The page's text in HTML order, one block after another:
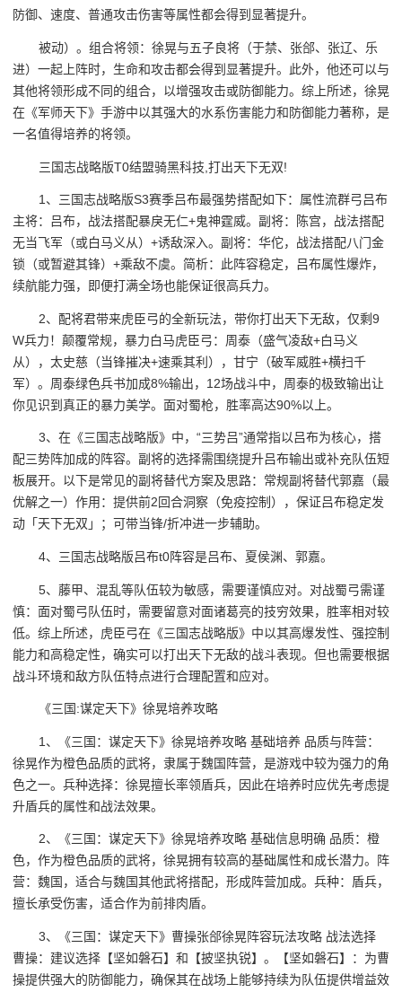
防御、速度、普通攻击伤害等属性都会得到显著提升。
被动）。组合将领：徐晃与五子良将（于禁、张郃、张辽、乐
进）一起上阵时，生命和攻击都会得到显著提升。此外，他还可以与
其他将领形成不同的组合，以增强攻击或防御能力。综上所述，徐晃
在《军师天下》手游中以其强大的水系伤害能力和防御能力著称，是
一名值得培养的将领。
三国志战略版T0结盟骑黑科技,打出天下无双!
1、三国志战略版S3赛季吕布最强势搭配如下：属性流群弓吕布
主将：吕布，战法搭配暴戾无仁+鬼神霆威。副将：陈宫，战法搭配
无当飞军（或白马义从）+诱敌深入。副将：华佗，战法搭配八门金
锁（或暂避其锋）+乘敌不虞。简析：此阵容稳定，吕布属性爆炸，
续航能力强，即便打满全场也能保证很高兵力。
2、配将君带来虎臣弓的全新玩法，带你打出天下无敌，仅剩9
W兵力！颠覆常规，暴力白马虎臣弓：周泰（盛气凌敌+白马义
从），太史慈（当锋摧决+速乘其利），甘宁（破军威胜+横扫千
军）。周泰绿色兵书加成8%输出，12场战斗中，周泰的极致输出让
你见识到真正的暴力美学。面对蜀枪，胜率高达90%以上。
3、在《三国志战略版》中，“三势吕”通常指以吕布为核心，搭
配三势阵加成的阵容。副将的选择需围绕提升吕布输出或补充队伍短
板展开。以下是常见的副将替代方案及思路：常规副将替代郭嘉（最
优解之一）作用：提供前2回合洞察（免疫控制），保证吕布稳定发
动「天下无双」；可带当锋/折冲进一步辅助。
4、三国志战略版吕布t0阵容是吕布、夏侯渊、郭嘉。
5、藤甲、混乱等队伍较为敏感，需要谨慎应对。对战蜀弓需谨
慎：面对蜀弓队伍时，需要留意对面诸葛亮的技穷效果，胜率相对较
低。综上所述，虎臣弓在《三国志战略版》中以其高爆发性、强控制
能力和高稳定性，确实可以打出天下无敌的战斗表现。但也需要根据
战斗环境和敌方队伍特点进行合理配置和应对。
《三国:谋定天下》徐晃培养攻略
1、《三国：谋定天下》徐晃培养攻略 基础培养 品质与阵营：
徐晃作为橙色品质的武将，隶属于魏国阵营，是游戏中较为强力的角
色之一。兵种选择：徐晃擅长率领盾兵，因此在培养时应优先考虑提
升盾兵的属性和战法效果。
2、《三国：谋定天下》徐晃培养攻略 基础信息明确 品质：橙
色，作为橙色品质的武将，徐晃拥有较高的基础属性和成长潜力。阵
营：魏国，适合与魏国其他武将搭配，形成阵营加成。兵种：盾兵，
擅长承受伤害，适合作为前排肉盾。
3、《三国：谋定天下》曹操张郃徐晃阵容玩法攻略 战法选择
曹操：建议选择【坚如磐石】和【披坚执锐】。【坚如磐石】：为曹
操提供强大的防御能力，确保其在战场上能够持续为队伍提供增益效